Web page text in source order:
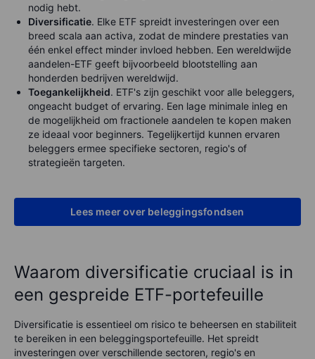
nodig hebt.
Diversificatie. Elke ETF spreidt investeringen over een
breed scala aan activa, zodat de mindere prestaties van
één enkel effect minder invloed hebben. Een wereldwijde
aandelen-ETF geeft bijvoorbeeld blootstelling aan
honderden bedrijven wereldwijd.
Toegankelijkheid. ETF's zijn geschikt voor alle beleggers,
ongeacht budget of ervaring. Een lage minimale inleg en
de mogelijkheid om fractionele aandelen te kopen maken
ze ideaal voor beginners. Tegelijkertijd kunnen ervaren
beleggers ermee specifieke sectoren, regio's of
strategieën targeten.
Lees meer over beleggingsfondsen
Waarom diversificatie cruciaal is in
een gespreide ETF-portefeuille
Diversificatie is essentieel om risico te beheersen en stabiliteit
te bereiken in een beleggingsportefeuille. Het spreidt
investeringen over verschillende sectoren, regio's en